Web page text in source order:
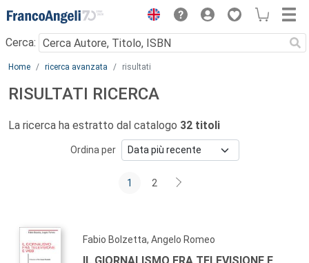
Menu
Cerca:
Main content
Home ricerca avanzata risultati
RISULTATI RICERCA
La ricerca ha estratto dal catalogo 32 titoli
Ordina per
1 2
Fabio Bolzetta, Angelo Romeo